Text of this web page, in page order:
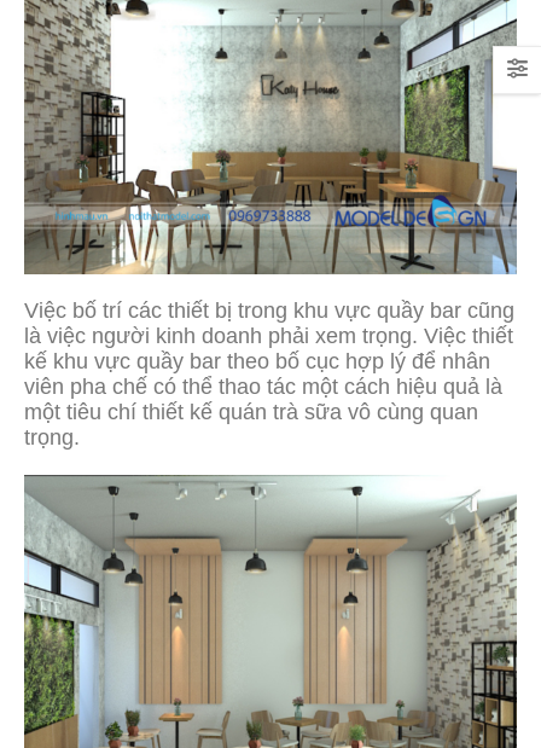
Việc bố trí các thiết bị trong khu vực quầy bar cũng
là việc người kinh doanh phải xem trọng. Việc thiết
kế khu vực quầy bar theo bố cục hợp lý để nhân
viên pha chế có thể thao tác một cách hiệu quả là
một tiêu chí thiết kế quán trà sữa vô cùng quan
trọng.